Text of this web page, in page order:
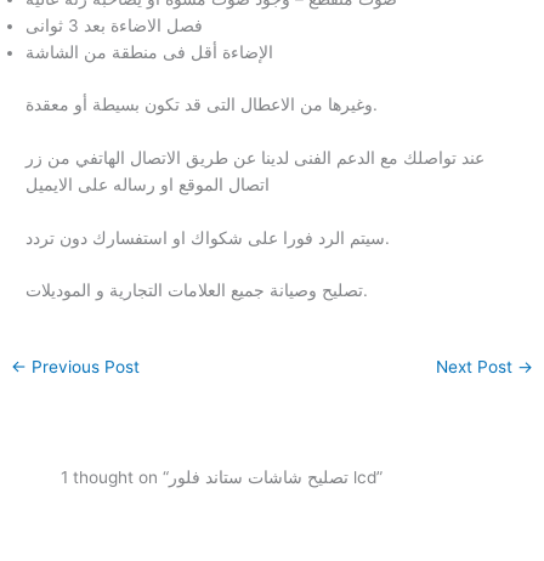
فصل الاضاءة بعد 3 ثوانى
الإضاءة أقل فى منطقة من الشاشة
وغيرها من الاعطال التى قد تكون بسيطة أو معقدة.
عند تواصلك مع الدعم الفنى لدينا عن طريق الاتصال الهاتفي من زر
اتصال الموقع او رساله على الايميل
سيتم الرد فورا على شكواك او استفسارك دون تردد.
تصليح وصيانة جميع العلامات التجارية و الموديلات.
← Previous Post Next Post →
1 thought on “تصليح شاشات ستاند فلور lcd”